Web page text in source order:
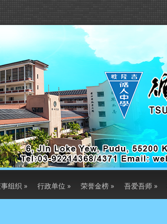
组织 » 行政单位 » 荣誉金榜 » 吾爱吾师 »